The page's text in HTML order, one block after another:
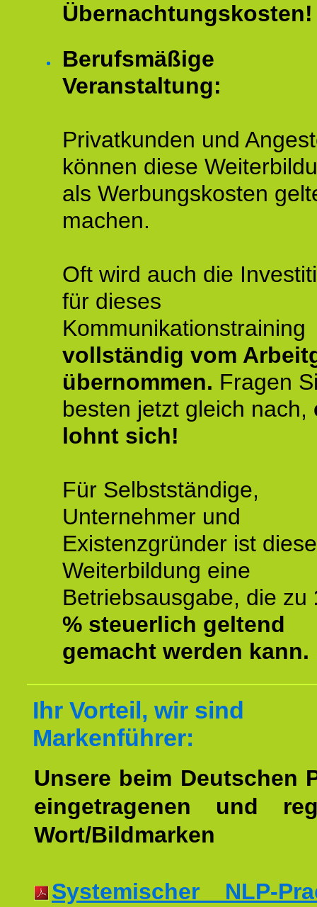
Übernachtungskosten!
Berufsmäßige
Veranstaltung:
Privatkunden und
können diese
als Werbungskosten
machen.
Oft wird auch die
für dieses
Kommunikationstraining
vollständig vom
übernommen. Fragen
besten jetzt gleich nach,
lohnt sich!
Für Selbstständige,
Unternehmer und
Existenzgründer ist diese
Weiterbildung eine
Betriebsausgabe, die zu
% steuerlich geltend
gemacht werden kann.
Ihr Vorteil, wir sind
Markenführer:
Unsere beim Deutschen
eingetragenen und
Wort/Bildmarken
Systemischer NLP-